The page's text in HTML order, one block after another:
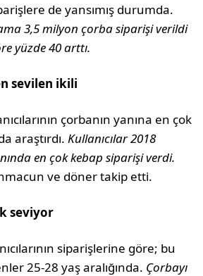
de yansımış durumda.
3,5 milyon çorba siparişi verildi
yüzde 40 arttı.
sevilen ikili
çorbanın yanına en çok
araştırdı.Kullanıcılar 2018
en çok kebap siparişi verdi.
ve döner takip etti.
seviyor
siparişlerine göre; bu
25-28 yaş aralığında. Çorbayı